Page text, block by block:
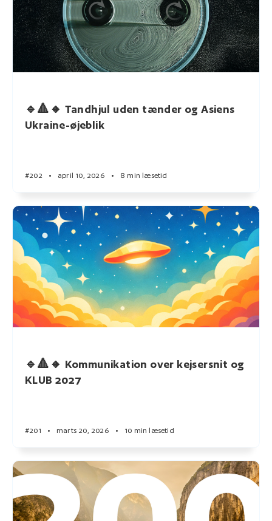
🔹🔺🔸 Tandhjul uden tænder og Asiens
Ukraine-øjeblik
#202 • april 10, 2026 • 8 min læsetid
🔹🔺🔸 Kommunikation over kejsersnit og
KLUB 2027
#201 • marts 20, 2026 • 10 min læsetid